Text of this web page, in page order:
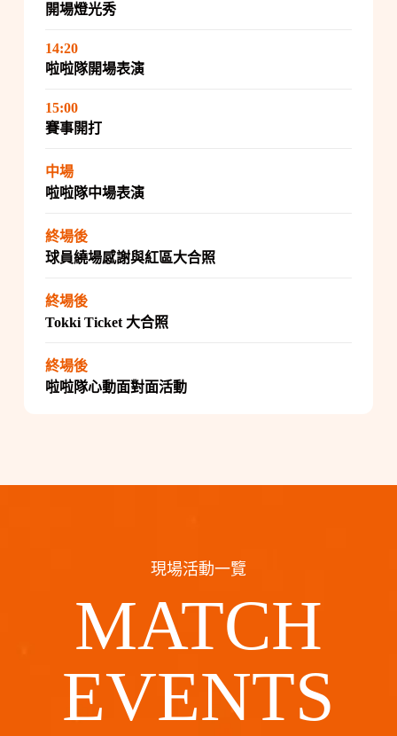
開場燈光秀
14:20
啦啦隊開場表演
15:00
賽事開打
中場
啦啦隊中場表演
終場後
球員繞場感謝與紅區大合照
終場後
Tokki Ticket 大合照
終場後
啦啦隊心動面對面活動
現場活動一覽
MATCH
EVENTS